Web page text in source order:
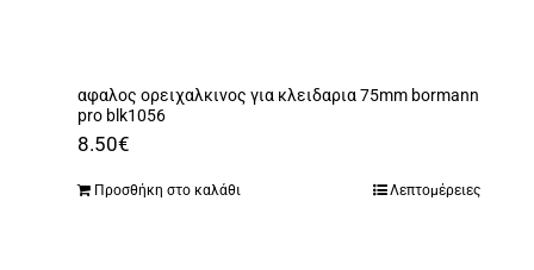
Περισσότερα
αφαλος ορειχαλκινος για κλειδαρια 75mm bormann
pro blk1056
8.50€
Προσθήκη στο καλάθι Λεπτομέρειες